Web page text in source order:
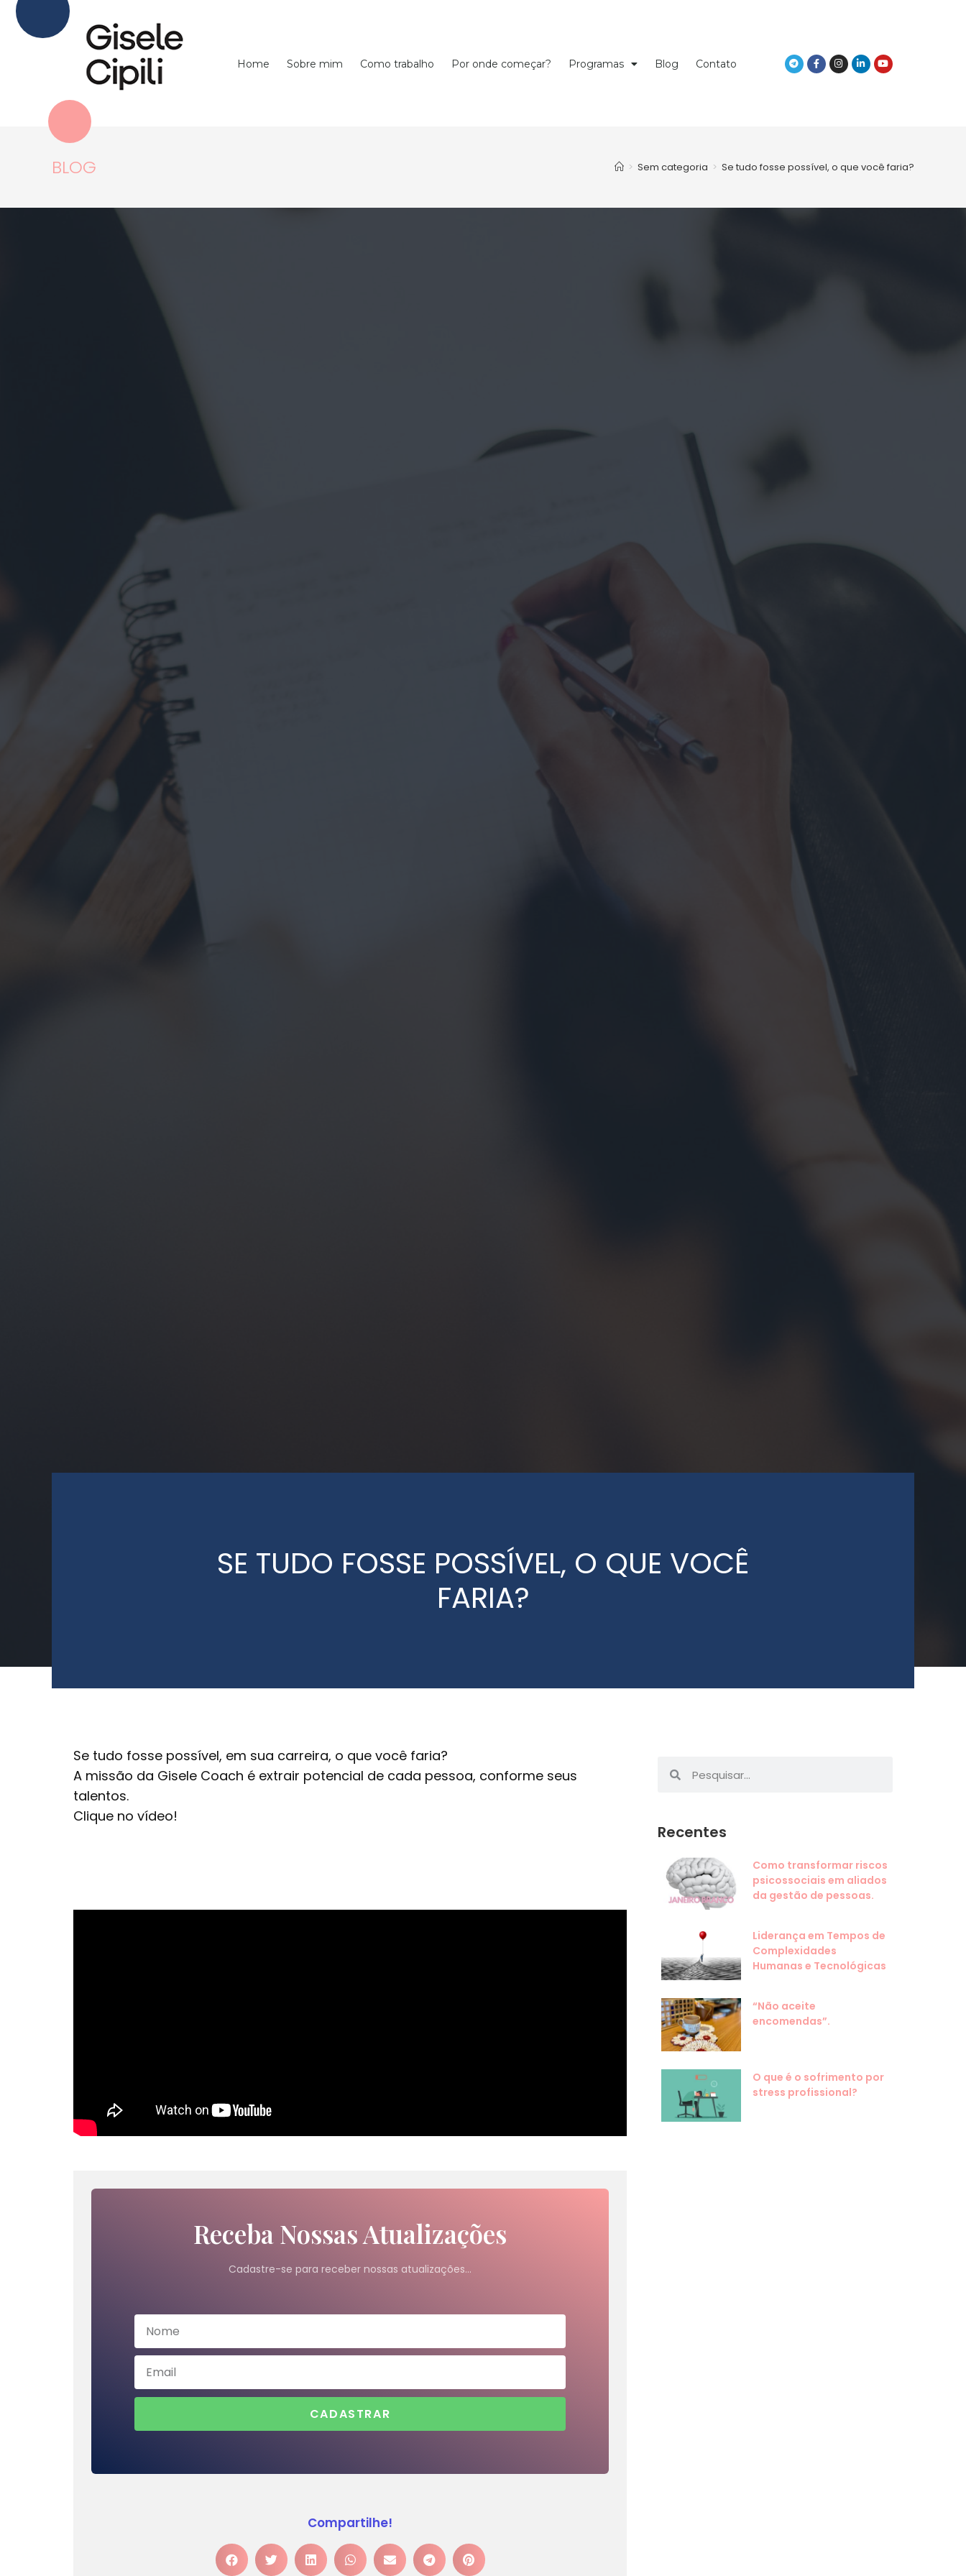
Home Sobre mim Como trabalho Por onde começar? Programas Blog Contato
BLOG > Sem categoria > Se tudo fosse possível, o que você faria?
SE TUDO FOSSE POSSÍVEL, O QUE VOCÊ
FARIA?
Se tudo fosse possível, em sua carreira, o que você faria?
A missão da Gisele Coach é extrair potencial de cada pessoa, conforme seus
talentos.
Clique no vídeo!
Receba Nossas Atualizações
Cadastre-se para receber nossas atualizações…
CADASTRAR
Compartilhe!
Recentes
Como transformar riscos
psicossociais em aliados
da gestão de pessoas.
Liderança em Tempos de
Complexidades
Humanas e Tecnológicas
“Não aceite
encomendas”.
O que é o sofrimento por
stress profissional?